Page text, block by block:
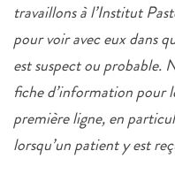
travaillons à l’Institut
pour voir avec eux dans
est suspect ou probable.
fiche d’information pour
première ligne, en
lorsqu’un patient y est